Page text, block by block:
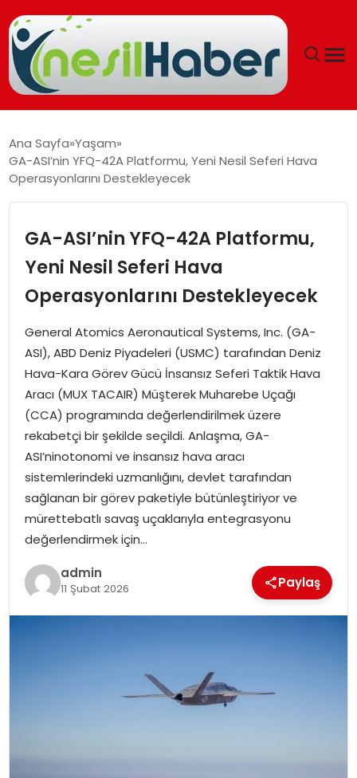
SOSYAL HABER
SPOR
EKONOMI
MAGAZIN
TEKNOLOJI
Ana Sayfa Yaşam
GA-ASI’nin YFQ-42A Platformu, Yeni Nesil Seferi Hava
Operasyonlarını Destekleyecek
GA-ASI’nin YFQ-42A Platformu,
Yeni Nesil Seferi Hava
Operasyonlarını Destekleyecek
General Atomics Aeronautical Systems, Inc. (GA-
ASI), ABD Deniz Piyadeleri (USMC) tarafından Deniz
Hava-Kara Görev Gücü İnsansız Seferi Taktik Hava
Aracı (MUX TACAIR) Müşterek Muharebe Uçağı
(CCA) programında değerlendirilmek üzere
rekabetçi bir şekilde seçildi. Anlaşma, GA-
ASI’ninotonomi ve insansız hava aracı
sistemlerindeki uzmanlığını, devlet tarafından
sağlanan bir görev paketiyle bütünleştiriyor ve
mürettebatlı savaş uçaklarıyla entegrasyonu
değerlendirmek için…
admin
11 Şubat 2026 Paylaş